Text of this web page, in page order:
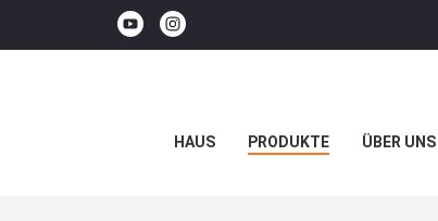
HAUS PRODUKTE ÜBER UNS